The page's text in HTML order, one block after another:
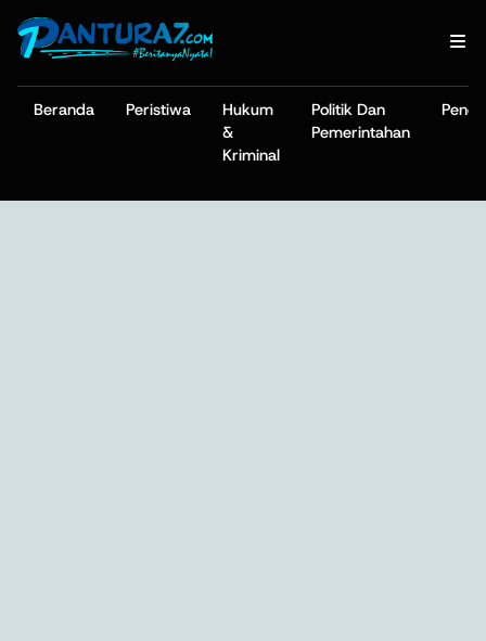
Beranda Peristiwa
Hukum
&
Kriminal
Politik Dan
Pemerintahan